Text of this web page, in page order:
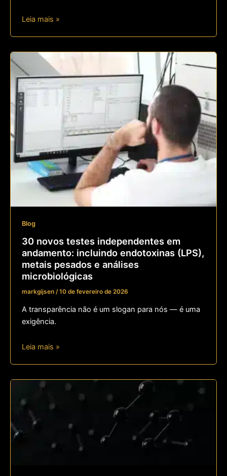
Leia mais »
Blog
30 novos testes independentes em
andamento: incluindo endotoxinas (LPS),
metais pesados e análises
microbiológicas
markgijsen /10 de fevereiro de 2026
A transparência não é um slogan para nós — é uma
exigência.
Leia mais »